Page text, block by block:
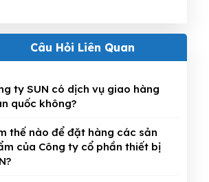
Câu Hỏi Liên Quan
ty SUN có dịch vụ giao hàng
quốc không?
thế nào để đặt hàng các sản
của Công ty cổ phần thiết bị